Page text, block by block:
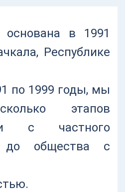
основана в 1991
Республике
по 1999 годы, мы
этапов
с частного
до общества с